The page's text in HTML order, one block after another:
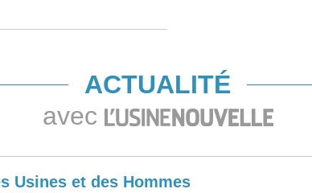
ACTUALITÉ
avec
Usines et des Hommes